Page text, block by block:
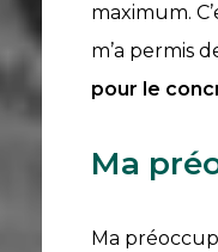
maximum.
m’a permis
pour le
Ma
Ma